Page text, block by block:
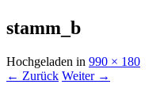
stamm_b
Hochgeladen in 990 × 180
← Zurück Weiter →